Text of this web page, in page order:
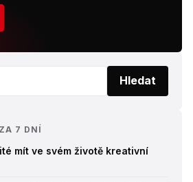
Hledat
7 DNÍ
mít ve svém životě kreativní